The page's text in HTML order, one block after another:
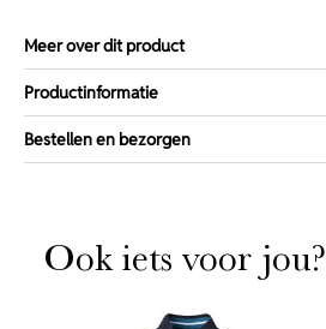
Meer over dit product
Productinformatie
Bestellen en bezorgen
Ook iets voor jou?